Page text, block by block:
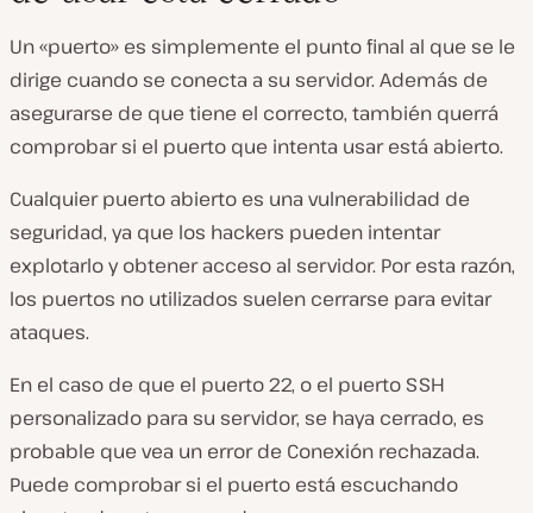
Un «puerto» es simplemente el punto final al que se le
dirige cuando se conecta a su servidor. Además de
asegurarse de que tiene el correcto, también querrá
comprobar si el puerto que intenta usar está abierto.
Cualquier puerto abierto es una vulnerabilidad de
seguridad, ya que los hackers pueden intentar
explotarlo y obtener acceso al servidor. Por esta razón,
los puertos no utilizados suelen cerrarse para evitar
ataques.
En el caso de que el puerto 22, o el puerto SSH
personalizado para su servidor, se haya cerrado, es
probable que vea un error de Conexión rechazada.
Puede comprobar si el puerto está escuchando